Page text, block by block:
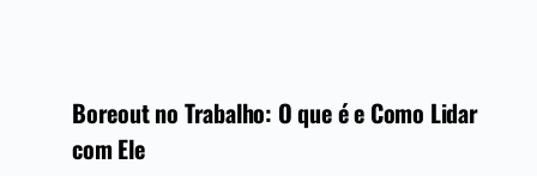
Boreout no Trabalho: O que é e Como Lidar
com Ele